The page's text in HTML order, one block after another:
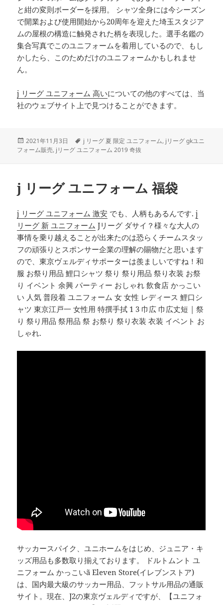
と紺の変則ボーダーを採用。 シャツ全身には今シーズン
で開業および使用開始から20周年を迎えた埼玉スタジア
ムの屋根の構造に触発された柄を表現した。選手名鑑の
集合写真でこのユニフォームを着用しているので、もし
かしたら、このためだけのユニフォームかもしれませ
ん。
j リーグ ユニフォーム 高いについての他のすべては、当
社のウェブサイト上で見つけることができます。
投
稿
2021年11月3日
タ
グ
j リーグ 夏 限定 ユニフォーム, jリーグ gkユニ
フォーム販売, jリーグ ユニフォーム 2019 奇抜
j リーグ ユニフォーム 福袋
j リーグ ユニフォーム 激安 でも、人柄もあるんです.j
リーグ 新 ユニフォーム Jリーグ ダサイ？様々な大人の
事情を乗り越えることが出来たのは恐らくチームスタッ
フの頑張りとスポンサー企業の理解の賜物だと思います
ので、東京ヴェルディサポーターは羨ましいですね！和
服 お祭り用品 鯉口シャツ 祭り 祭り用品 祭り衣装 お祭
り イベント 余興 パーティー おしゃれ 飲食店 かっこい
い 人気 普段着 ユニフォーム 女 女性 レディース 鯉口シ
ャツ 東京江戸一 女性用 特撰手拭 1 3 巾広 巾広丈短 | 祭
り 祭り用品 祭用品 祭 お祭り 祭り衣装 衣装 イベント お
しゃれ.
サッカースパイク、ユニホームをはじめ、ジュニア・キ
ッズ用品も多数取り揃えております。 ドルトムント ユ
ニフォーム かっこいã Eleven Store(イレブンストア)
は、国内最大級のサッカー用品、フットサル用品の通販
サイト。現在、J2の東京ヴェルディですが、【ユニフォ